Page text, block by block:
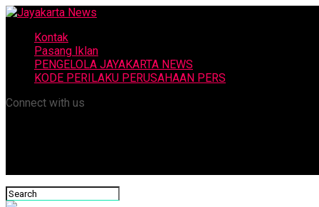
Kontak
Pasang Iklan
PENGELOLA JAYAKARTA NEWS
KODE PERILAKU PERUSAHAAN PERS
Connect with us